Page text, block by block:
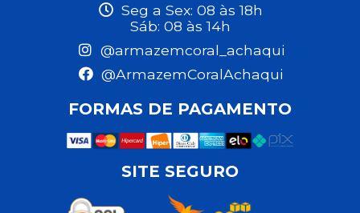
Seg a Sex: 08 às 18h
Sáb: 08 às 14h
@armazemcoral_achaqui
@ArmazemCoralAchaqui
FORMAS DE PAGAMENTO
SITE SEGURO